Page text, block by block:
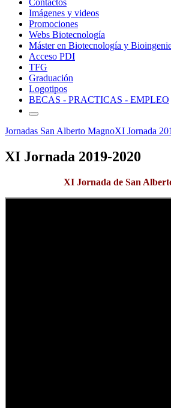
Imágenes y videos
Promociones
Webs Biotecnología
Máster en Biotecnología y
Acceso PDI
TFG
Graduación
Logotipos
BECAS - PRACTICAS - EMPLEO
Jornadas San Alberto MagnoXI Jornada
XI Jornada 2019-2020
XI Jornada de San